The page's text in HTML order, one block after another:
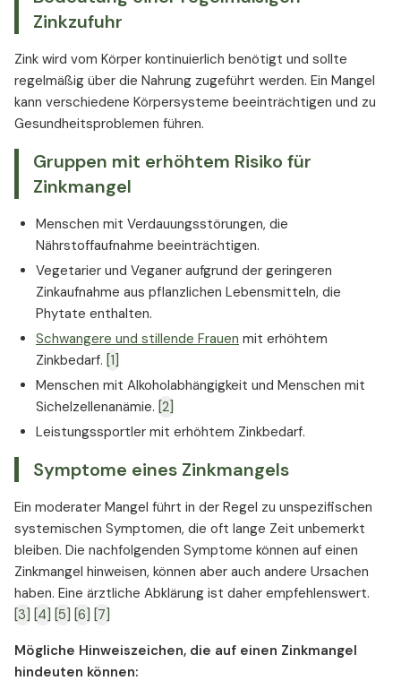
Zinkzufuhr
Zink wird vom Körper kontinuierlich benötigt und sollte
regelmäßig über die Nahrung zugeführt werden. Ein Mangel
kann verschiedene Körpersysteme beeinträchtigen und zu
Gesundheitsproblemen führen.
Gruppen mit erhöhtem Risiko für
Zinkmangel
Menschen mit Verdauungsstörungen, die
Nährstoffaufnahme beeinträchtigen.
Vegetarier und Veganer aufgrund der geringeren
Zinkaufnahme aus pflanzlichen Lebensmitteln, die
Phytate enthalten.
Schwangere und stillende Frauen mit erhöhtem
Zinkbedarf. [1]
Menschen mit Alkoholabhängigkeit und Menschen mit
Sichelzellenanämie. [2]
Leistungssportler mit erhöhtem Zinkbedarf.
Symptome eines Zinkmangels
Ein moderater Mangel führt in der Regel zu unspezifischen
systemischen Symptomen, die oft lange Zeit unbemerkt
bleiben. Die nachfolgenden Symptome können auf einen
Zinkmangel hinweisen, können aber auch andere Ursachen
haben. Eine ärztliche Abklärung ist daher empfehlenswert.
[3]
[4] [5] [6]
[7]
Mögliche Hinweiszeichen, die auf einen Zinkmangel
hindeuten können: